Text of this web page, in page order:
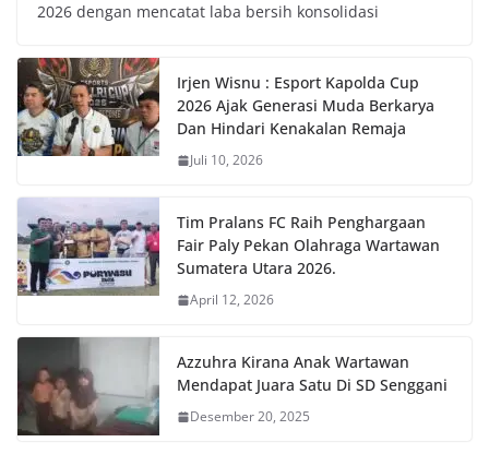
2026 dengan mencatat laba bersih konsolidasi
Irjen Wisnu : Esport Kapolda Cup
2026 Ajak Generasi Muda Berkarya
Dan Hindari Kenakalan Remaja
Juli 10, 2026
Tim Pralans FC Raih Penghargaan
Fair Paly Pekan Olahraga Wartawan
Sumatera Utara 2026.
April 12, 2026
Azzuhra Kirana Anak Wartawan
Mendapat Juara Satu Di SD Senggani
Desember 20, 2025